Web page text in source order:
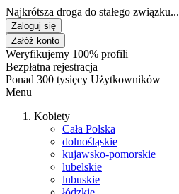
Najkrótsza droga do stałego związku...
Zaloguj się
Załóż konto
Weryfikujemy 100% profili
Bezpłatna rejestracja
Ponad 300 tysięcy Użytkowników
Menu
Kobiety
Cała Polska
dolnośląskie
kujawsko-pomorskie
lubelskie
lubuskie